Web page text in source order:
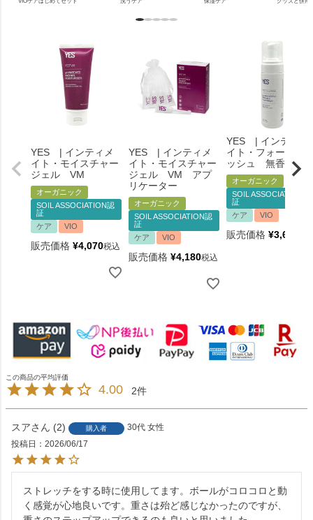
YES | インティメ
イト・モイスチャー
ジェル VM
オーガニック
SOIL ASSOCIATION認
証
ケア
VIO
販売価格 ¥4,070税込
YES | インティメ
イト・モイスチャー
ジェル VM アプ
リケーター
オーガニック
SOIL ASSOCIATION認
証
ケア
VIO
販売価格 ¥4,180税込
YES | インティメ
イト・フォームウ
ッシュ 無香料
オーガニック
SOIL ASSOCIATION認
証
ケア
VIO
販売価格 ¥3,630
4.00 2
スア 2 購入者 30代 女性
投稿日
2026/06/17
ストレッチをする時に使用してます。ボールがコロコロと動
く感覚が心地良いです。重さは殆ど感じなかったのですが、